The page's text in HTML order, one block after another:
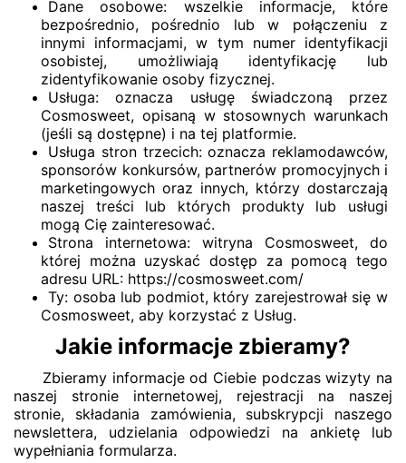
Dane osobowe: wszelkie informacje, które
bezpośrednio, pośrednio lub w połączeniu z
innymi informacjami, w tym numer identyfikacji
osobistej, umożliwiają identyfikację lub
zidentyfikowanie osoby fizycznej.
Usługa: oznacza usługę świadczoną przez
Cosmosweet, opisaną w stosownych warunkach
(jeśli są dostępne) i na tej platformie.
Usługa stron trzecich: oznacza reklamodawców,
sponsorów konkursów, partnerów promocyjnych i
marketingowych oraz innych, którzy dostarczają
naszej treści lub których produkty lub usługi
mogą Cię zainteresować.
Strona internetowa: witryna Cosmosweet, do
której można uzyskać dostęp za pomocą tego
adresu URL: https://cosmosweet.com/
Ty: osoba lub podmiot, który zarejestrował się w
Cosmosweet, aby korzystać z Usług.
Jakie informacje zbieramy?
Zbieramy informacje od Ciebie podczas wizyty na
naszej stronie internetowej, rejestracji na naszej
stronie, składania zamówienia, subskrypcji naszego
newslettera, udzielania odpowiedzi na ankietę lub
wypełniania formularza.